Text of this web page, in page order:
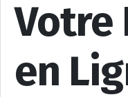
Votre
en